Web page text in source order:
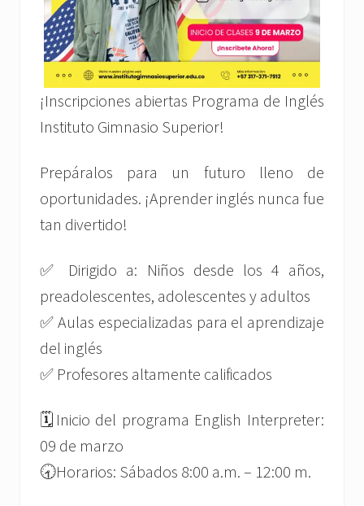
¡Inscripciones abiertas Programa de Inglés
Instituto Gimnasio Superior!
Prepáralos para un futuro lleno de
oportunidades. ¡Aprender inglés nunca fue
tan divertido!
✅ Dirigido a: Niños desde los 4 años,
preadolescentes, adolescentes y adultos
✅ Aulas especializadas para el aprendizaje
del inglés
✅ Profesores altamente calificados
🗓️Inicio del programa English Interpreter:
09 de marzo
🕣Horarios: Sábados 8:00 a.m. – 12:00 m.